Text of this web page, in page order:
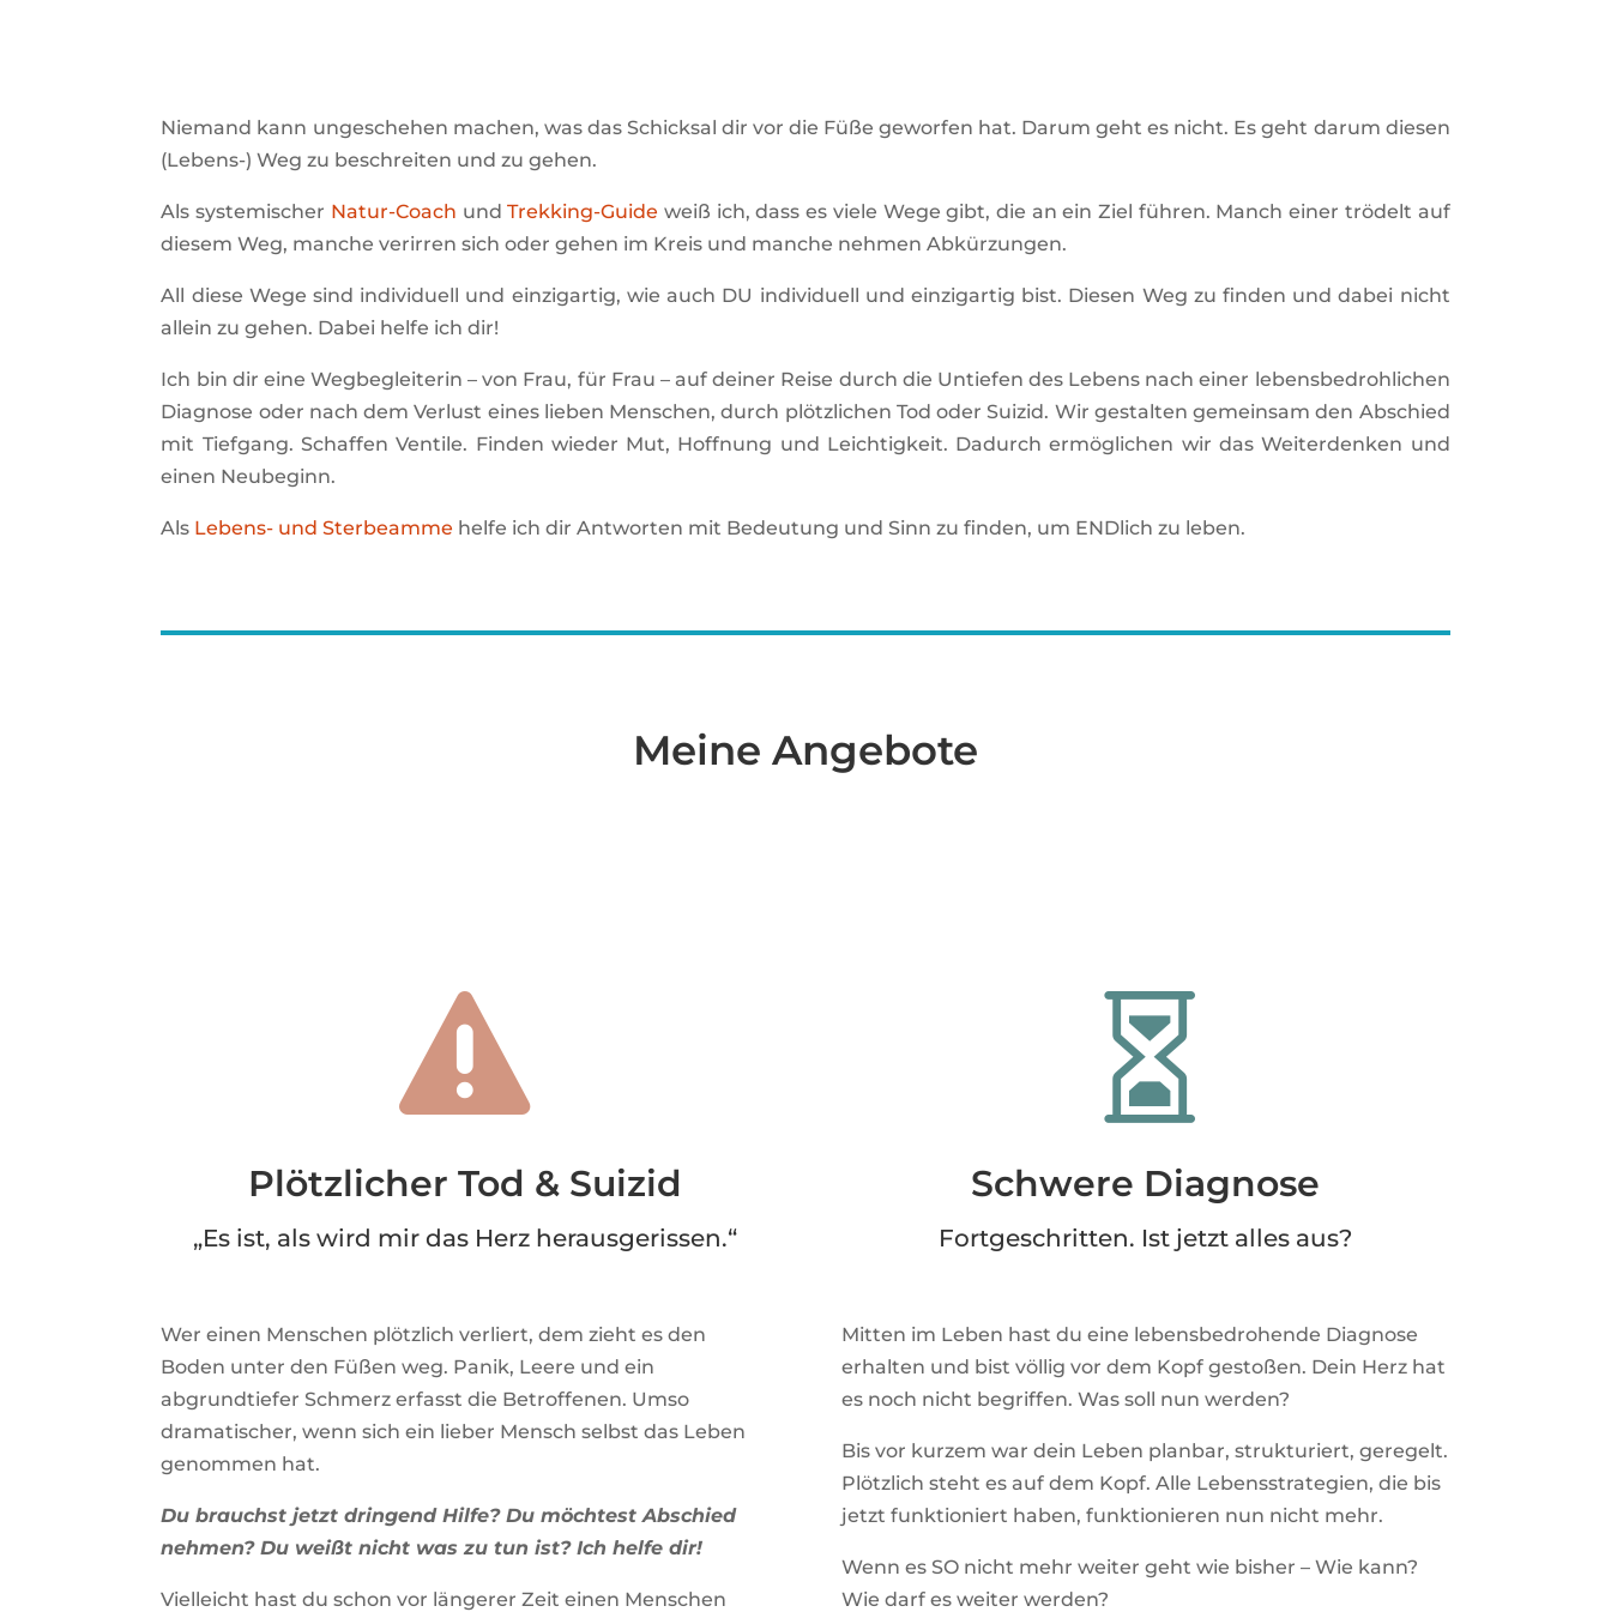
Niemand kann ungeschehen machen, was das Schicksal dir vor die Füße geworfen hat. Darum geht es nicht. Es geht darum diesen
(Lebens-) Weg zu beschreiten und zu gehen.
Als systemischer Natur-Coach undTrekking-Guide weiß ich, dass es viele Wege gibt, die an ein Ziel führen. Manch einer trödelt auf
diesem Weg, manche verirren sich oder gehen im Kreis und manche nehmen Abkürzungen.
All diese Wege sind individuell und einzigartig, wie auch DU individuell und einzigartig bist. Diesen Weg zu finden und dabei nicht
allein zu gehen. Dabei helfe ich dir!
Ich bin dir eine Wegbegleiterin – von Frau, für Frau – auf deiner Reise durch die Untiefen des Lebens nach einer lebensbedrohlichen
Diagnose oder nach dem Verlust eines lieben Menschen, durch plötzlichen Tod oder Suizid. Wir gestalten gemeinsam den Abschied
mit Tiefgang. Schaffen Ventile. Finden wieder Mut, Hoffnung und Leichtigkeit. Dadurch ermöglichen wir das Weiterdenken und
einen Neubeginn.
Als Lebens- und Sterbeamme helfe ich dir Antworten mit Bedeutung und Sinn zu finden, um ENDlich zu leben.
Meine Angebote

Plötzlicher Tod & Suizid
„Es ist, als wird mir das Herz herausgerissen.“
Wer einen Menschen plötzlich verliert, dem zieht es den
Boden unter den Füßen weg. Panik, Leere und ein
abgrundtiefer Schmerz erfasst die Betroffenen. Umso
dramatischer, wenn sich ein lieber Mensch selbst das Leben
genommen hat.
Du brauchst jetzt dringend Hilfe? Du möchtest Abschied
nehmen? Du weißt nicht was zu tun ist? Ich helfe dir!
Vielleicht hast du schon vor längerer Zeit einen Menschen

Schwere Diagnose
Fortgeschritten. Ist jetzt alles aus?
Mitten im Leben hast du eine lebensbedrohende Diagnose
erhalten und bist völlig vor dem Kopf gestoßen. Dein Herz hat
es noch nicht begriffen. Was soll nun werden?
Bis vor kurzem war dein Leben planbar, strukturiert, geregelt.
Plötzlich steht es auf dem Kopf. Alle Lebensstrategien, die bis
jetzt funktioniert haben, funktionieren nun nicht mehr.
Wenn es SO nicht mehr weiter geht wie bisher – Wie kann?
Wie darf es weiter werden?